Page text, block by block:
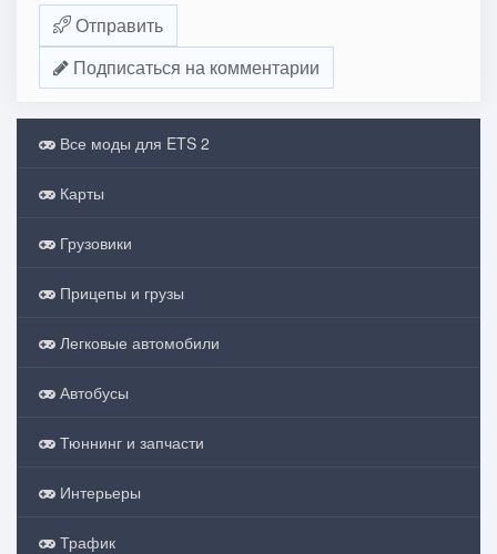
Отправить
Подписаться на комментарии
Все моды для ETS 2
Карты
Грузовики
Прицепы и грузы
Легковые автомобили
Автобусы
Тюннинг и запчасти
Интерьеры
Трафик